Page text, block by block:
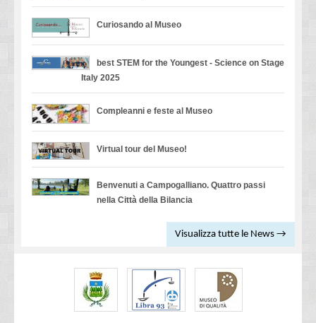
Curiosando al Museo
best STEM for the Youngest - Science on Stage
Italy 2025
Compleanni e feste al Museo
Virtual tour del Museo!
Benvenuti a Campogalliano. Quattro passi
nella Città della Bilancia
Visualizza tutte le News →